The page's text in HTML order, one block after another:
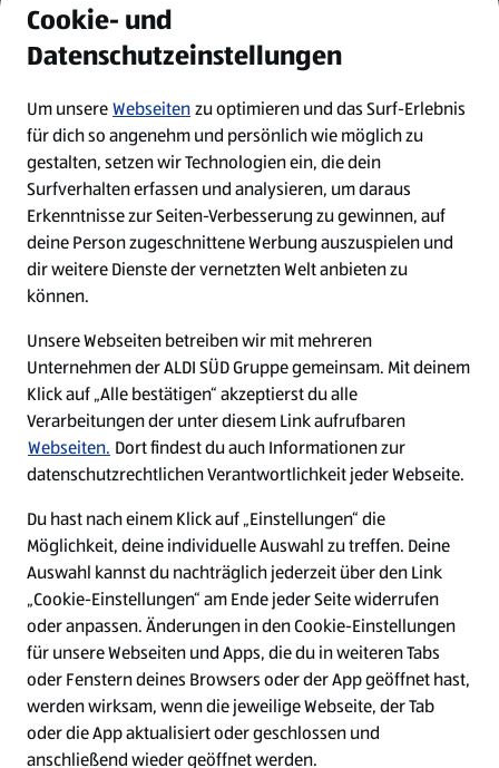
Job Benachrichtigung
Bewerberkonto
Leichte Sprache
Kontakt
W
i
r
d
a
u
f
W
i
r
d
a
u
f
W
i
r
d
a
u
f
W
i
r
d
a
Cookie - Liste
Datenschutz
Cookie- und
Datenschutzeinstellungen
Um unsereWebseitenzu optimieren und das Surf-Erlebnis
für dich so angenehm und persönlich wie möglich zu
gestalten, setzen wir Technologien ein, die dein
Surfverhalten erfassen und analysieren, um daraus
Erkenntnisse zur Seiten-Verbesserung zu gewinnen, auf
deine Person zugeschnittene Werbung auszuspielen und
dir weitere Dienste der vernetzten Welt anbieten zu
können.
Unsere Webseiten betreiben wir mit mehreren
Unternehmen der ALDI SÜD Gruppe gemeinsam. Mit deinem
Klick auf „Alle bestätigen“ akzeptierst du alle
Verarbeitungen der unter diesem Link aufrufbaren
Webseiten. Dort findest du auch Informationen zur
datenschutzrechtlichen Verantwortlichkeit jeder Webseite.
Du hast nach einem Klick auf „Einstellungen“ die
Möglichkeit, deine individuelle Auswahl zu treffen. Deine
Auswahl kannst du nachträglich jederzeit über den Link
„Cookie-Einstellungen“ am Ende jeder Seite widerrufen
oder anpassen. Änderungen in den Cookie-Einstellungen
für unsere Webseiten und Apps, die du in weiteren Tabs
oder Fenstern deines Browsers oder der App geöffnet hast,
werden wirksam, wenn die jeweilige Webseite, der Tab
oder die App aktualisiert oder geschlossen und
anschließend wieder geöffnet werden.